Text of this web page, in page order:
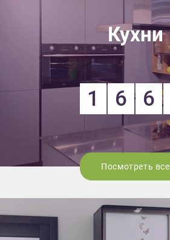
Кухни
1 6 6
Посмотреть все